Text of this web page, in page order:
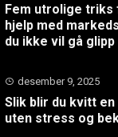
Fem utrolige
hjelp med
du ikke vil gå glipp
desember 9, 2025
Slik blir du kvitt en
uten stress og